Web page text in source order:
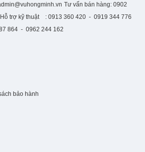
Tư vấn bán hàng: 0902
Hỗ trợ kỹ thuật : 0913 360 420 - 0919 344 776
864 - 0962 244 162
bảo hành